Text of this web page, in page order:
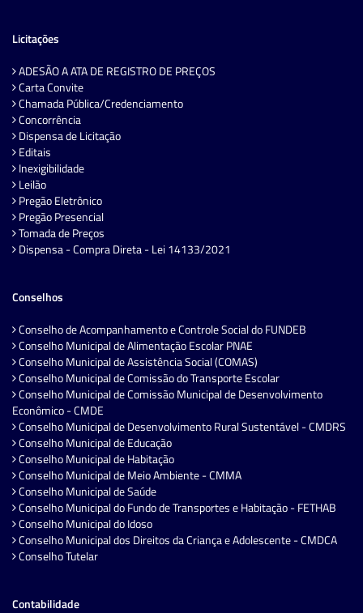
Licitações
ADESÃO A ATA DE REGISTRO DE PREÇOS
Carta Convite
Chamada Pública/Credenciamento
Concorrência
Dispensa de Licitação
Editais
Inexigibilidade
Leilão
Pregão Eletrônico
Pregão Presencial
Tomada de Preços
Dispensa - Compra Direta - Lei 14133/2021
Conselhos
Conselho de Acompanhamento e Controle Social do FUNDEB
Conselho Municipal de Alimentação Escolar PNAE
Conselho Municipal de Assistência Social (COMAS)
Conselho Municipal de Comissão do Transporte Escolar
Conselho Municipal de Comissão Municipal de Desenvolvimento
Econômico - CMDE
Conselho Municipal de Desenvolvimento Rural Sustentável - CMDRS
Conselho Municipal de Educação
Conselho Municipal de Habitação
Conselho Municipal de Meio Ambiente - CMMA
Conselho Municipal de Saúde
Conselho Municipal do Fundo de Transportes e Habitação - FETHAB
Conselho Municipal do Idoso
Conselho Municipal dos Direitos da Criança e Adolescente - CMDCA
Conselho Tutelar
Contabilidade